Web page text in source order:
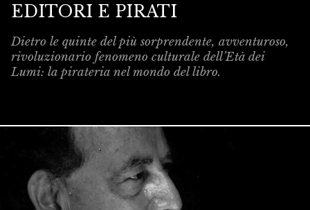
EDITORI E PIRATI
Dietro le quinte del più sorprendente, avventuroso,
rivoluzionario fenomeno culturale dell’Età dei
Lumi: la pirateria nel mondo del libro.